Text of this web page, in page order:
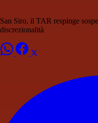
San Siro, il TAR respinge
discrezionalità